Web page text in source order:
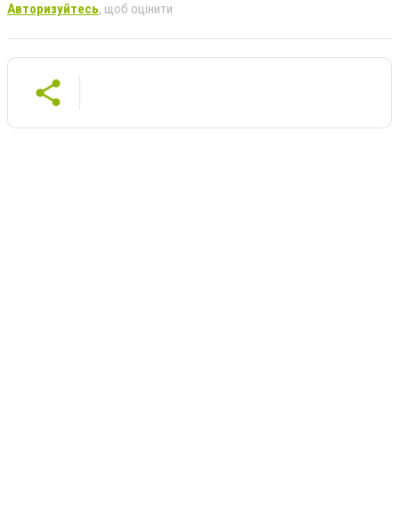
Авторизуйтесь, щоб оцінити